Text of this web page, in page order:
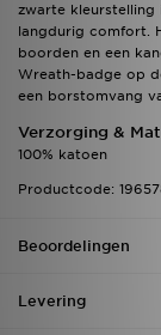
zwarte kleurstelling
langdurig comfort.
boorden en een
Wreath-badge op
een borstomvang
Verzorging &
100% katoen
Productcode:
Beoordelingen
Levering